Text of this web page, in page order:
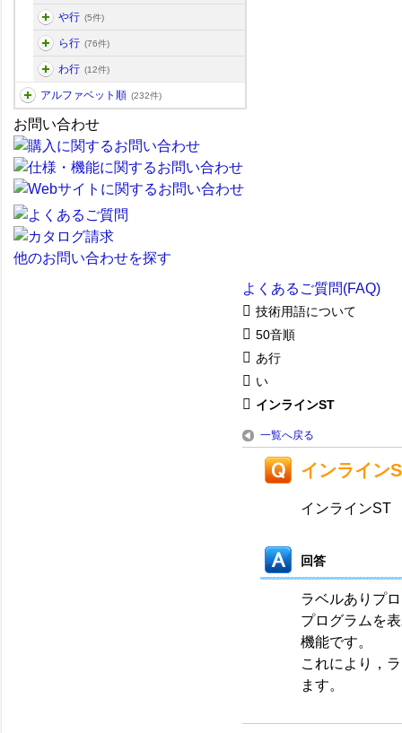
や行 (5件)
ら行 (76件)
わ行 (12件)
アルファベット順 (232件)
お問い合わせ
他のお問い合わせを探す
よくあるご質問(FAQ)
技術用語について
50音順
あ行
い
インラインST
一覧へ戻る
インライン
インラインST
回答
ラベルありプ
プログラムを
機能です。
これにより，
ます。